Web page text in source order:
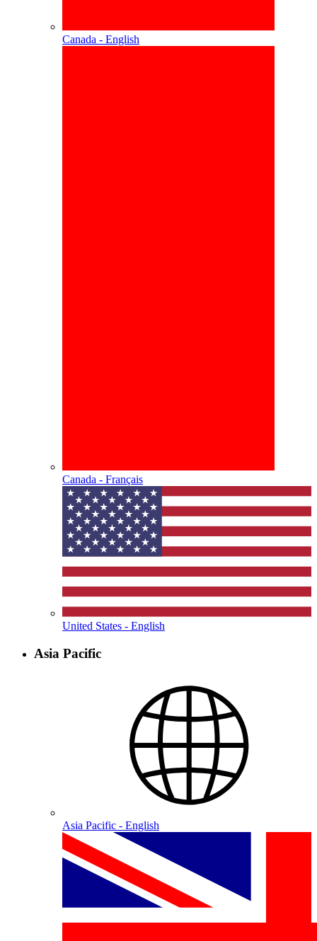
Canada - English
Canada - Français
United States - English
Asia Pacific
Asia Pacific - English